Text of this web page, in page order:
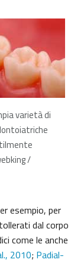
varietà di
/
esempio, per
dal corpo
come le anche
2010; Padial-